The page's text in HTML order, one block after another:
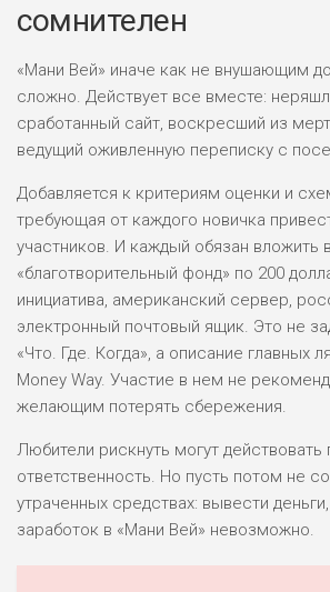
сомнителен
«Мани Вей» иначе как не внушающим
сложно. Действует все вместе:
сработанный сайт, воскресший из
ведущий оживленную переписку с
Добавляется к критериям оценки и
требующая от каждого новичка
участников. И каждый обязан вложить в
«благотворительный фонд» по 200
инициатива, американский сервер,
электронный почтовый ящик. Это не
«Что. Где. Когда», а описание главных
Money Way. Участие в нем не
желающим потерять сбережения.
Любители рискнуть могут
ответственность. Но пусть потом не
утраченных средствах: вывести
заработок в «Мани Вей» невозможно.